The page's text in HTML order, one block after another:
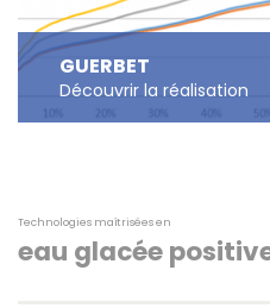
GUERBET
Découvrir la réalisation
Technologies maîtrisées en
eau glacée